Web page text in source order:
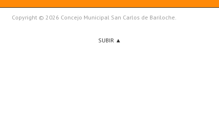
Copyright © 2026 Concejo Municipal San Carlos de Bariloche.
SUBIR ▲